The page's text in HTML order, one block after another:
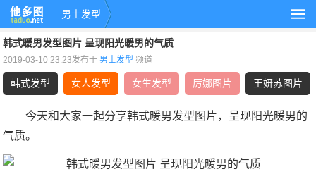
男士发型
韩式暖男发型图片 呈现阳光暖男的气质
2019-03-10 23:23发布于男士发型 频道
韩式发型 女人发型 女生发型 厉娜图片 王妍苏图片
今天和大家一起分享韩式暖男发型图片，呈现阳光暖男的
气质。